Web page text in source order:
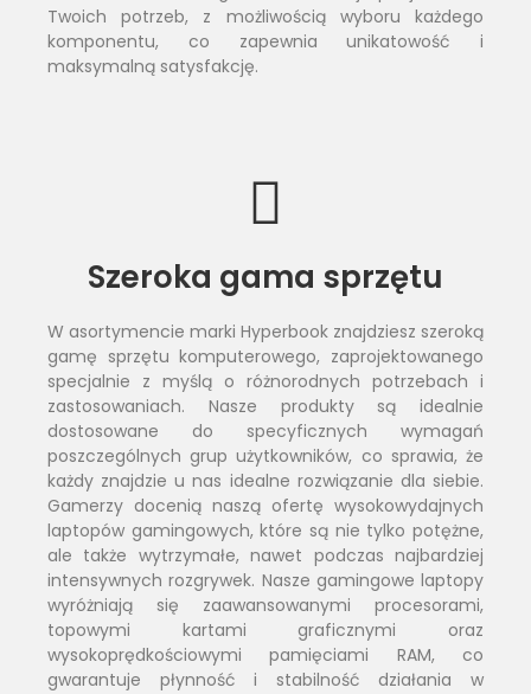
Twoich potrzeb, z możliwością wyboru każdego
komponentu, co zapewnia unikatowość i
maksymalną satysfakcję.
Szeroka gama sprzętu
W asortymencie marki Hyperbook znajdziesz szeroką
gamę sprzętu komputerowego, zaprojektowanego
specjalnie z myślą o różnorodnych potrzebach i
zastosowaniach. Nasze produkty są idealnie
dostosowane do specyficznych wymagań
poszczególnych grup użytkowników, co sprawia, że
każdy znajdzie u nas idealne rozwiązanie dla siebie.
Gamerzy docenią naszą ofertę wysokowydajnych
laptopów gamingowych, które są nie tylko potężne,
ale także wytrzymałe, nawet podczas najbardziej
intensywnych rozgrywek. Nasze gamingowe laptopy
wyróżniają się zaawansowanymi procesorami,
topowymi kartami graficznymi oraz
wysokoprędkościowymi pamięciami RAM, co
gwarantuje płynność i stabilność działania w